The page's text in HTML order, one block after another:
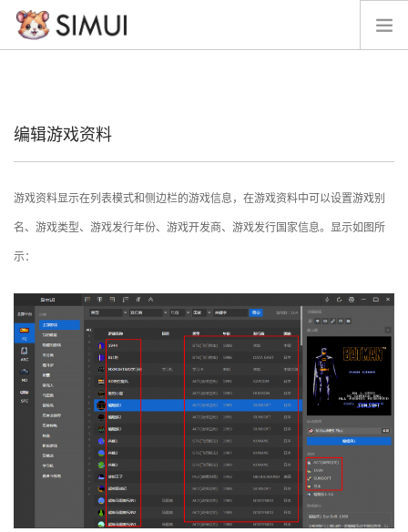
留言
帮助文档
SIMUI资源
模拟器参数文档
周边素材
开源
接项目
捐助
SEARCH SITE
编辑游戏资料
游戏资料显示在列表模式和侧边栏的游戏信息，在游戏资料中可以设置游戏别
名、游戏类型、游戏发行年份、游戏开发商、游戏发行国家信息。显示如图所
示：